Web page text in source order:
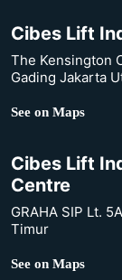
Cibes Lift
The Kensington
Gading Jakarta
See on Maps
Cibes Lift
Centre
GRAHA SIP Lt.
Timur
See on Maps